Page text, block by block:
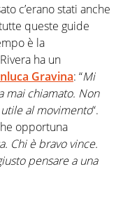
c’erano stati anche
queste guide
è la
ha un
Gravina: “Mi
mai chiamato. Non
al movimento“.
opportuna
Chi è bravo vince.
pensare a una